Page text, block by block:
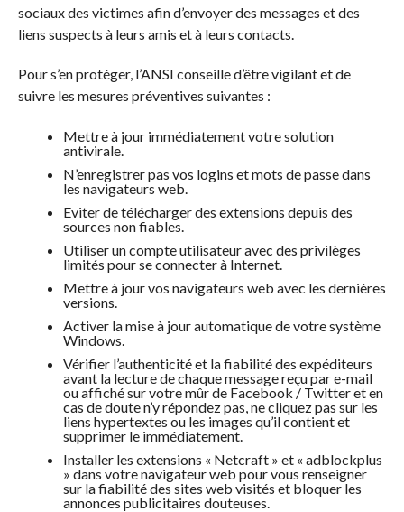
sociaux des victimes afin d’envoyer des messages et des
liens suspects à leurs amis et à leurs contacts.
Pour s’en protéger, l’ANSI conseille d’être vigilant et de
suivre les mesures préventives suivantes :
Mettre à jour immédiatement votre solution
antivirale.
N’enregistrer pas vos logins et mots de passe dans
les navigateurs web.
Eviter de télécharger des extensions depuis des
sources non fiables.
Utiliser un compte utilisateur avec des privilèges
limités pour se connecter à Internet.
Mettre à jour vos navigateurs web avec les dernières
versions.
Activer la mise à jour automatique de votre système
Windows.
Vérifier l’authenticité et la fiabilité des expéditeurs
avant la lecture de chaque message reçu par e-mail
ou affiché sur votre mûr de Facebook / Twitter et en
cas de doute n’y répondez pas, ne cliquez pas sur les
liens hypertextes ou les images qu’il contient et
supprimer le immédiatement.
Installer les extensions « Netcraft » et « adblockplus
» dans votre navigateur web pour vous renseigner
sur la fiabilité des sites web visités et bloquer les
annonces publicitaires douteuses.